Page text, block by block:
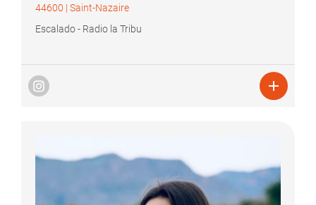
44600 | Saint-Nazaire
Escalado - Radio la Tribu
